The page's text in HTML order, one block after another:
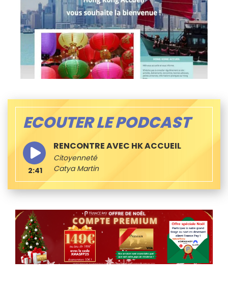
ECOUTER LE PODCAST
RENCONTRE AVEC HK ACCUEIL
Citoyenneté
Catya Martin
2:41